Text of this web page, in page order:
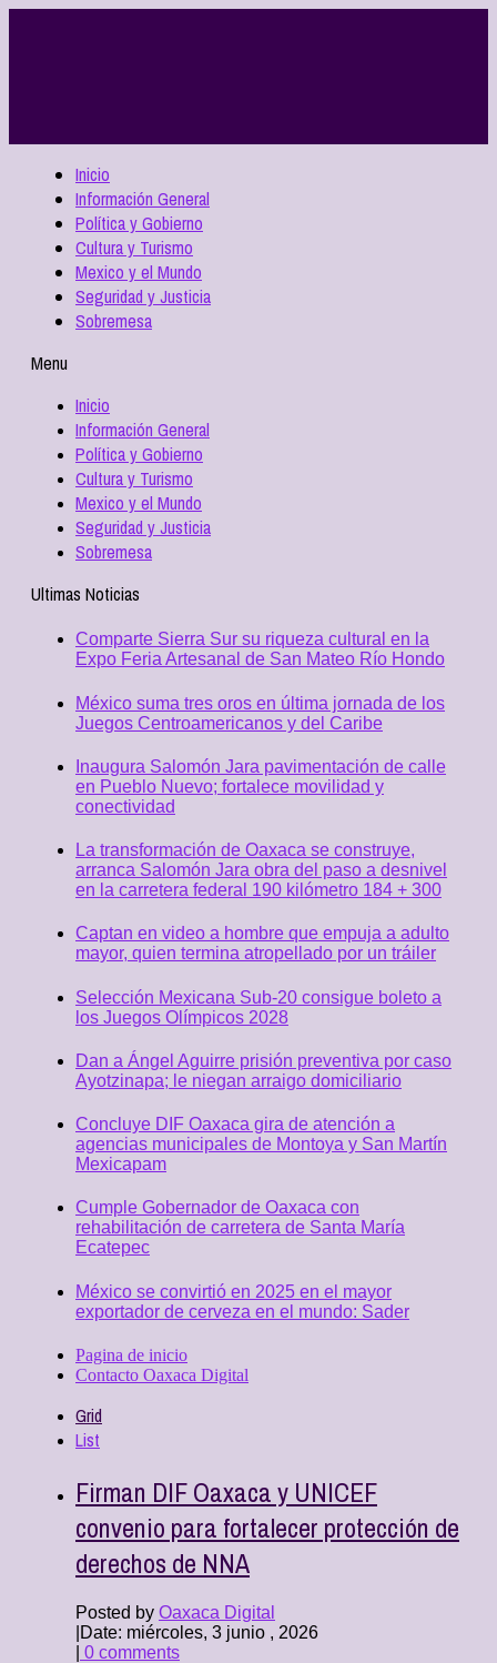
Inicio
Información General
Política y Gobierno
Cultura y Turismo
Mexico y el Mundo
Seguridad y Justicia
Sobremesa
Menu
Inicio
Información General
Política y Gobierno
Cultura y Turismo
Mexico y el Mundo
Seguridad y Justicia
Sobremesa
Ultimas Noticias
Comparte Sierra Sur su riqueza cultural en la
Expo Feria Artesanal de San Mateo Río Hondo
México suma tres oros en última jornada de los
Juegos Centroamericanos y del Caribe
Inaugura Salomón Jara pavimentación de calle
en Pueblo Nuevo; fortalece movilidad y
conectividad
La transformación de Oaxaca se construye,
arranca Salomón Jara obra del paso a desnivel
en la carretera federal 190 kilómetro 184 + 300
Captan en video a hombre que empuja a adulto
mayor, quien termina atropellado por un tráiler
Selección Mexicana Sub-20 consigue boleto a
los Juegos Olímpicos 2028
Dan a Ángel Aguirre prisión preventiva por caso
Ayotzinapa; le niegan arraigo domiciliario
Concluye DIF Oaxaca gira de atención a
agencias municipales de Montoya y San Martín
Mexicapam
Cumple Gobernador de Oaxaca con
rehabilitación de carretera de Santa María
Ecatepec
México se convirtió en 2025 en el mayor
exportador de cerveza en el mundo: Sader
Pagina de inicio
Contacto Oaxaca Digital
Grid
List
Firman DIF Oaxaca y UNICEF
convenio para fortalecer protección de
derechos de NNA
Posted by Oaxaca Digital
Date: miércoles, 3 junio , 2026
0 comments